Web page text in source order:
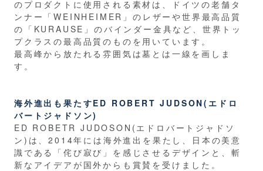
のプロダクトに使用される素材は、ドイツの老舗タ
ンナー「WEINHEIMER」のレザーや世界最高品質
の「KURAUSE」のバインダー金具など、世界トッ
プクラスの最高品質のものを用いています。
最高峰から放たれる雰囲気は墓とは一線を画しま
す。
海外進出も果たすED ROBERT JUDSON(エドロ
バートジャドソン)
ED ROBETR JUDOSON(エドロバートジャドソ
ン)は、2014年には海外進出を果たし、日本の美意
識である「侘び寂び」を感じさせるデザインと、斬
新なアイデアが国外からも賞賛を受けました。